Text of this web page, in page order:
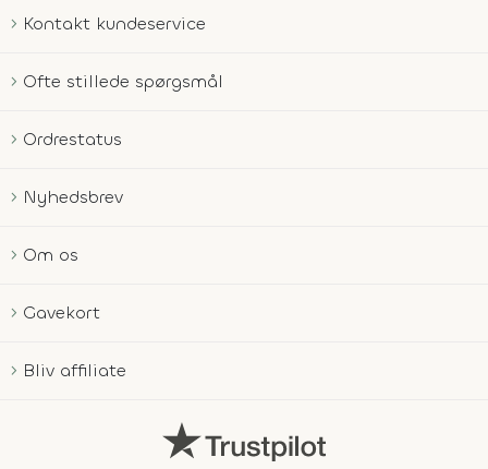
Kontakt kundeservice
Ofte stillede spørgsmål
Ordrestatus
Nyhedsbrev
Om os
Gavekort
Bliv affiliate